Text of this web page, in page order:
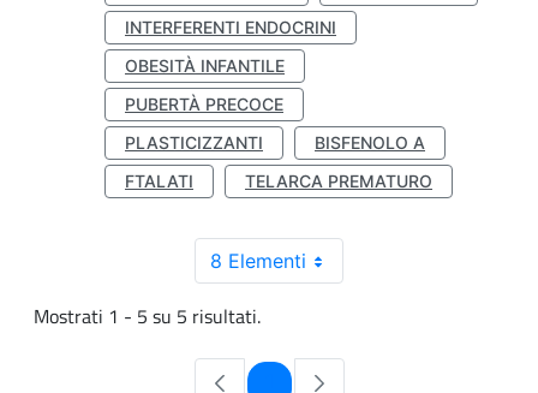
INTERFERENTI ENDOCRINI
OBESITÀ INFANTILE
PUBERTÀ PRECOCE
PLASTICIZZANTI
BISFENOLO A
FTALATI
TELARCA PREMATURO
8 Elementi
Mostrati 1 - 5 su 5 risultati.
Pagina